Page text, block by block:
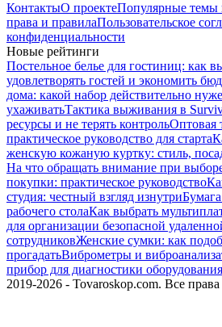
КонтактыО проектеПопулярные темы
права и правилаПользовательское
конфиденциальности
Новые рейтинги
Постельное белье для гостиниц: как
удовлетворять гостей и экономить
дома: какой набор действительно
ухаживатьТактика выживания в
ресурсы и не терять контрольОптовая
практическое руководство для старта
женскую кожаную куртку: стиль,
На что обращать внимание при
покупки: практическое руководство
студия: честный взгляд изнутри
рабочего столаКак выбрать
для организации безопасной
сотрудниковЖенские сумки: как
прогадатьВиброметры и
прибор для диагностики
2019-2026 - Tovaroskop.com. Все